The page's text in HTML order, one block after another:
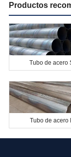
Productos
Tubo de acero
Tubo de acero